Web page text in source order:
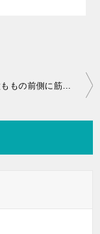
リハビリで太ももの前側に筋肉疲労を感じちゃった♪